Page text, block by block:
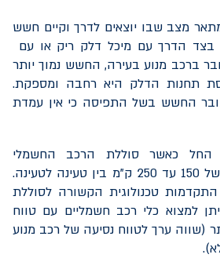
מצב שבו יוצאים לדרך וקיים חשש
בצד הדרך עם מיכל דלק ריק או עם
ברכב מנוע בעירה, החשש נמוך יותר
תחנות הדלק היא רחבה ומספקת.
החשש בשל התפיסה כי אין עמדת
כאשר סוללת הרכב החשמלי
הספיקה לטווח נסיעה של 150 עד 250 ק"מ בין טעינה לטעינה.
טכנולוגית הקשורה לסוללת
למצוא כלי רכב חשמליים עם טווח
ק"מ ויותר (שווה ערך לטווח נסיעה של רכב מנוע